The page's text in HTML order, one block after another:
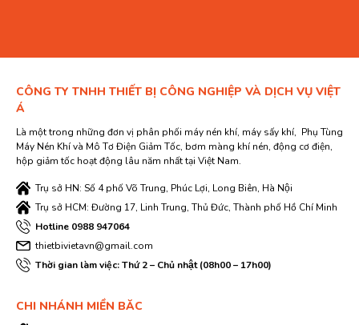
CÔNG TY TNHH THIẾT BỊ CÔNG NGHIỆP VÀ DỊCH VỤ VIỆT
Á
Là một trong những đơn vị phân phối máy nén khí, máy sấy khí, Phụ Tùng
Máy Nén Khí và Mô Tơ Điện Giảm Tốc, bơm màng khí nén, động cơ điện,
hộp giảm tốc hoạt động lâu năm nhất tại Việt Nam.
Trụ sở HN: Số 4 phố Võ Trung, Phúc Lợi, Long Biên, Hà Nội
Trụ sở HCM: Đường 17, Linh Trung, Thủ Đức, Thành phố Hồ Chí Minh
Hotline 0988 947064
thietbivietavn@gmail.com
Thời gian làm việc: Thứ 2 – Chủ nhật (08h00 – 17h00)
CHI NHÁNH MIỀN BĂC